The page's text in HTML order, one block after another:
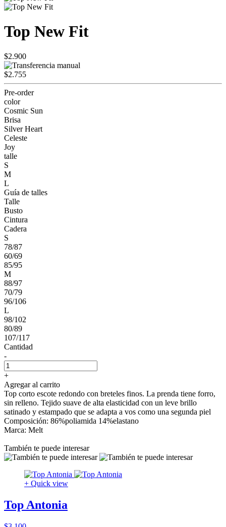
Top New Fit
$2.900
$2.755
Pre-order
color
Cosmic Sun
Brisa
Silver Heart
Celeste
Joy
talle
S
M
L
Guía de talles
Talle
Busto
Cintura
Cadera
S
78/87
60/69
85/95
M
88/97
70/79
96/106
L
98/102
80/89
107/117
Cantidad
-
+
Agregar al carrito
Top corto escote redondo con breteles finos. La prenda tiene forro,
sin relleno. Tejido suave de alta elasticidad con un leve brillo
satinado y estampado que se adapta a vos como una segunda piel
Composición: 86%poliamida 14%elastano
Marca: Melt
También te puede interesar
+ Quick view
Top Antonia